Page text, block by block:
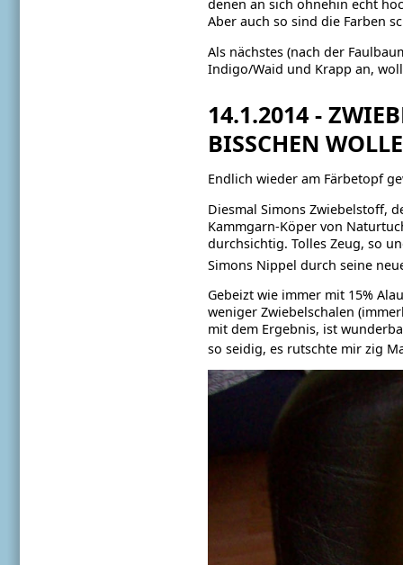
denen an sich ohnehin echt
Aber auch so sind die Farben
Als nächstes (nach der
Indigo/Waid und Krapp an,
14.1.2014 -
BISSCHEN WOLLE
Endlich wieder am Färbetopf
Diesmal Simons Zwiebelstoff,
Kammgarn-Köper von
durchsichtig. Tolles Zeug, so
Simons Nippel durch seine
Gebeizt wie immer mit 15%
weniger Zwiebelschalen
mit dem Ergebnis, ist
so seidig, es rutschte mir zig